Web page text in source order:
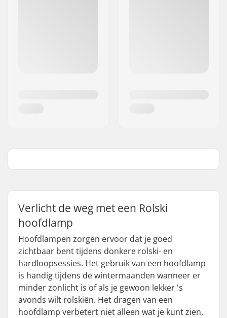
Verlicht de weg met een Rolski
hoofdlamp
Hoofdlampen zorgen ervoor dat je goed
zichtbaar bent tijdens donkere rolski- en
hardloopsessies. Het gebruik van een hoofdlamp
is handig tijdens de wintermaanden wanneer er
minder zonlicht is of als je gewoon lekker 's
avonds wilt rolskiën. Het dragen van een
hoofdlamp verbetert niet alleen wat je kunt zien,